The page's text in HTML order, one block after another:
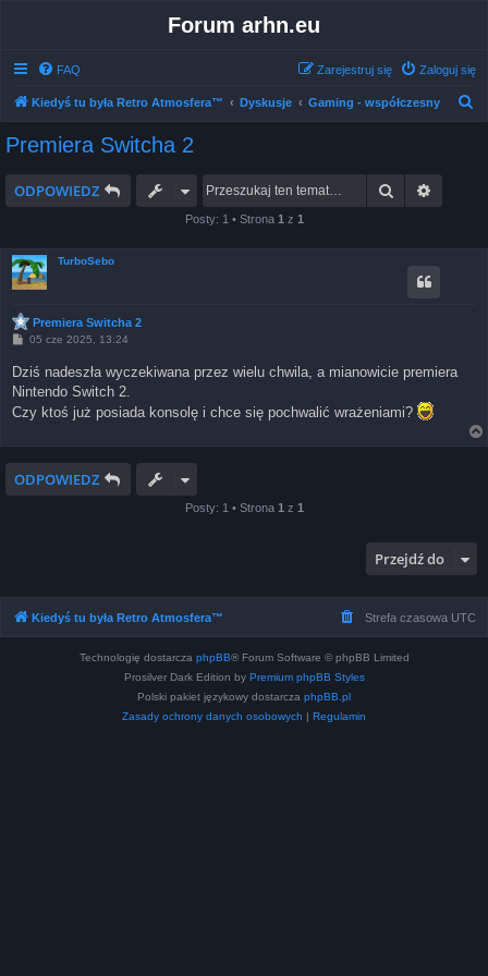
Forum arhn.eu
FAQ Zaloguj się
Zarejestruj się
Kiedyś tu była Retro Atmosfera™ Dyskusje Gaming - współczesny
Premiera Switcha 2
ODPOWIEDZ Szukaj
Posty: 1 • Strona 1 z 1
TurboSebo
Premiera Switcha 2
P
t
05 cze 2025, 13:24
Dziś nadeszła wyczekiwana przez wielu chwila, a mianowicie premiera
Nintendo Switch 2.
Czy ktoś już posiada konsolę i chce się pochwalić wrażeniami?
ODPOWIEDZ
Posty: 1 • Strona 1 z 1
Przejdź do
Kiedyś tu była Retro Atmosfera™ Strefa czasowa UTC
Technologię dostarcza phpBB® Forum Software © phpBB Limited
Prosilver Dark Edition by Premium phpBB Styles
Polski pakiet językowy dostarcza phpBB.pl
Zasady ochrony danych osobowych | Regulamin